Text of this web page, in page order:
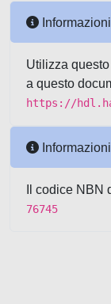
Informazioni
Utilizza
a questo
https://
Informazioni
Il codice NBN
76745